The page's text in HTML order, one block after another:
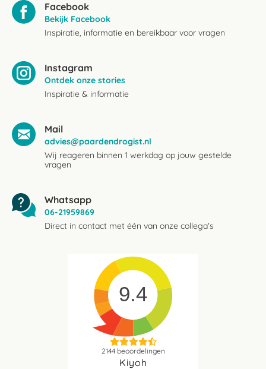
Facebook
Bekijk Facebook
Inspiratie, informatie en bereikbaar voor vragen
Instagram
Ontdek onze stories
Inspiratie & informatie
Mail
advies@paardendrogist.nl
Wij reageren binnen 1 werkdag op jouw gestelde
vragen
Whatsapp
06-21959869
Direct in contact met één van onze collega's
9.4
2144beoordelingen
Kiyoh